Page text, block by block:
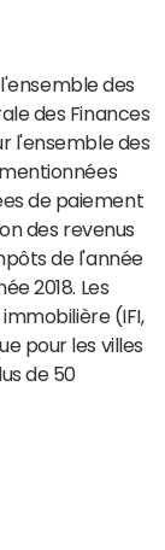
des
des Finances
l'ensemble des
de paiement
des revenus
de l'année
2018. Les
(IFI,
pour les villes
de 50